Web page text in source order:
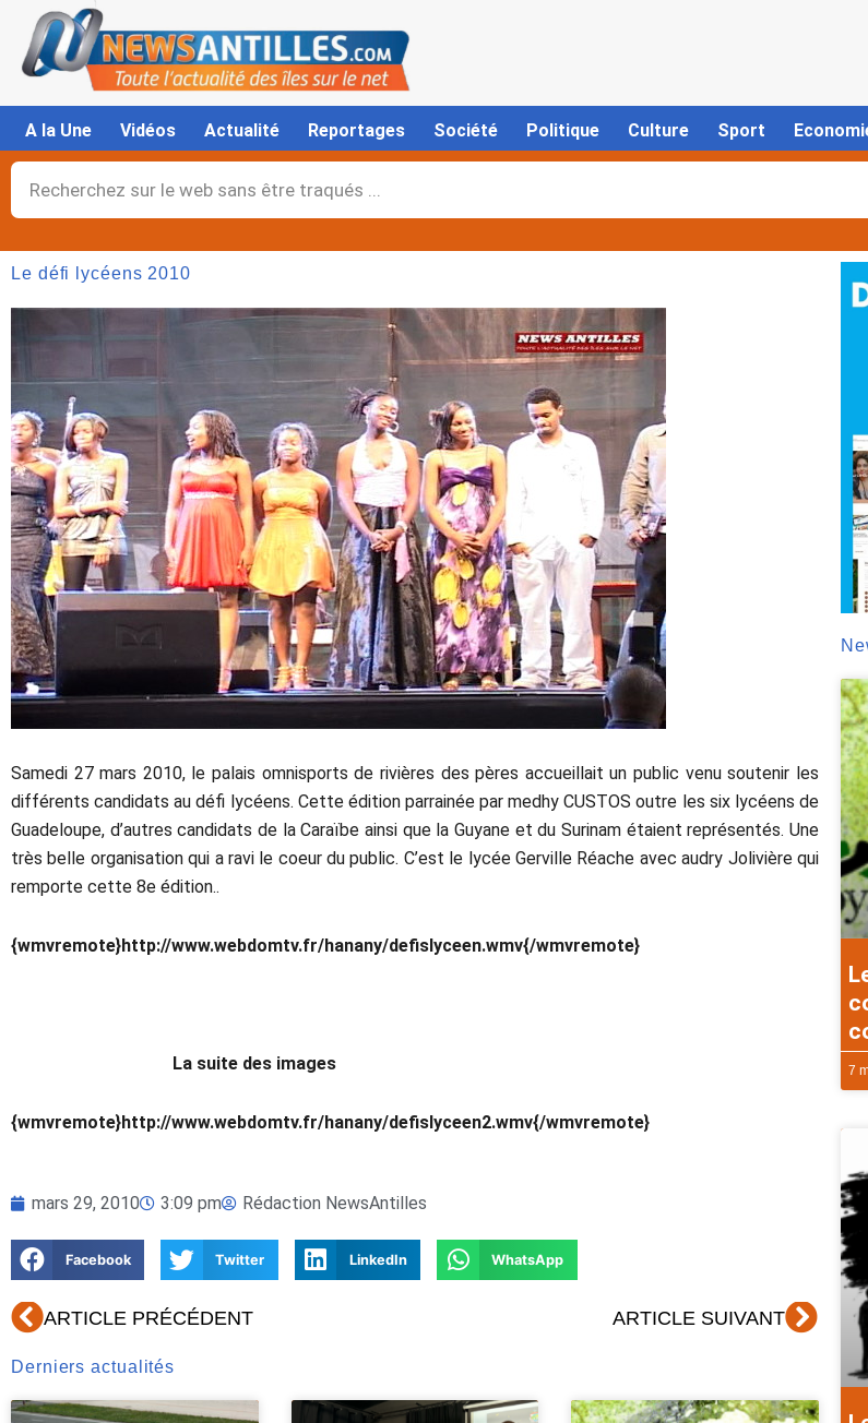
contenu
A la Une Vidéos Actualité Reportages Société Politique Culture Sport
Rechercher
Le défi lycéens 2010
Samedi 27 mars 2010, le palais omnisports de rivières des pères accueillait un public venu soutenir les
différents candidats au défi lycéens. Cette édition parrainée par medhy CUSTOS outre les six lycéens de
Guadeloupe, d’autres candidats de la Caraïbe ainsi que la Guyane et du Surinam étaient représentés. Une
très belle organisation qui a ravi le coeur du public. C’est le lycée Gerville Réache avec audry Jolivière qui
remporte cette 8e édition..
{wmvremote}http://www.webdomtv.fr/hanany/defislyceen.wmv{/wmvremote}
La suite des images
{wmvremote}http://www.webdomtv.fr/hanany/defislyceen2.wmv{/wmvremote}
mars 29, 2010 3:09 pm Rédaction NewsAntilles
Facebook Twitter LinkedIn WhatsApp
Précédent
ARTICLE PRÉCÉDENT ARTICLE SUIVANT
Derniers actualités
7